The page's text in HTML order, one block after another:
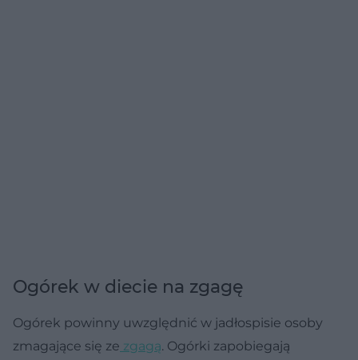
Ogórek w diecie na zgagę
Ogórek powinny uwzględnić w jadłospisie osoby
zmagające się ze zgagą. Ogórki zapobiegają